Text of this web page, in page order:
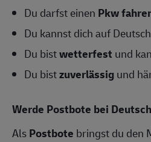
Du darfst einen Pkw
Du kannst dich auf Deutsch
Du bistwetterfest und
Du bistzuverlässigund
Werde Postbote bei
AlsPostbote bringst du den